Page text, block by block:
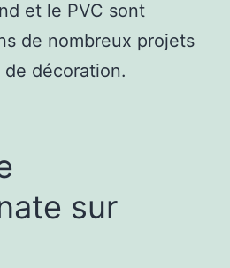
et le PVC sont
de nombreux projets
décoration.
sur